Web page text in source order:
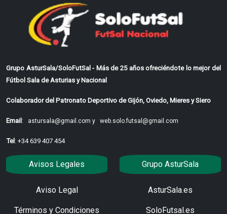
Grupo AsturSala/SoloFutSal - Más de 25 años ofreciéndote lo mejor del
Fútbol Sala de Asturias y Nacional
Colaborador del Patronato Deportivo de Gijón, Oviedo, Mieres y Siero
Email: astursala@gmail.com y web.solo.futsal@gmail.com
Tel: +34 639 407 454
Avisos Legales
Aviso Legal
Términos y Condiciones
Grupo AsturSala
AsturSala.es
SoloFutsal.es